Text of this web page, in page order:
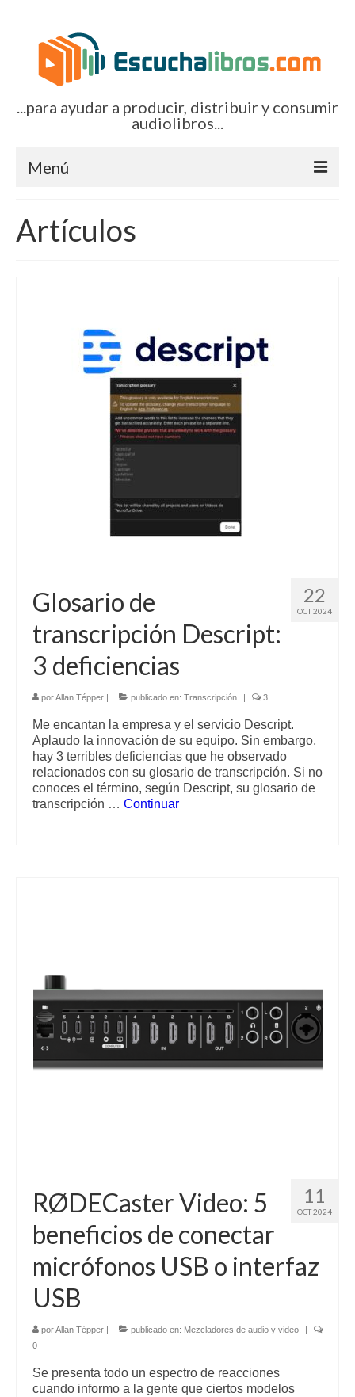
...para ayudar a producir, distribuir y consumir
audiolibros...
Menú
Artículos (todos)
EditorialTecnoTur.com
Contacto (vía TecnoTur)
Artículos
22
OCT 2024
Glosario de
transcripción Descript:
3 deficiencias
porAllan Tépper publicado en: Transcripción 3
Me encantan la empresa y el servicio Descript.
Aplaudo la innovación de su equipo. Sin embargo,
hay 3 terribles deficiencias que he observado
relacionados con su glosario de transcripción. Si no
conoces el término, según Descript, su glosario de
transcripción … Continuar
11
OCT 2024
RØDECaster Video: 5
beneficios de conectar
micrófonos USB o interfaz
USB
porAllan Tépper publicado en: Mezcladores de audio y video
0
Se presenta todo un espectro de reacciones
cuando informo a la gente que ciertos modelos